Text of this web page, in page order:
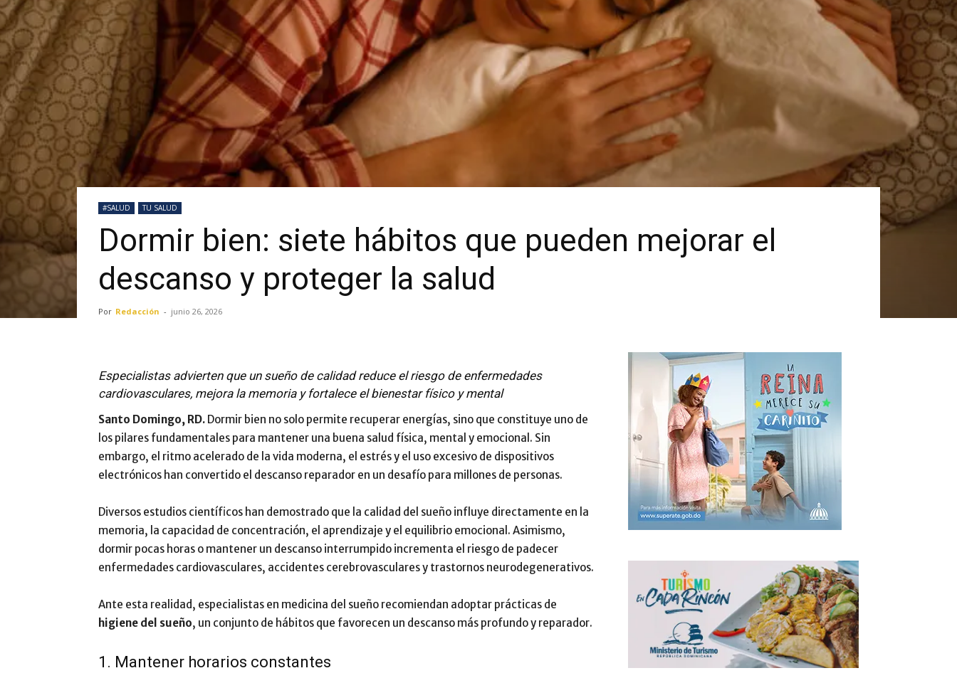
#SALUD TU SALUD
Dormir bien: siete hábitos que pueden mejorar el
descanso y proteger la salud
Por Redacción - junio 26, 2026
Especialistas advierten que un sueño de calidad reduce el riesgo de enfermedades
cardiovasculares, mejora la memoria y fortalece el bienestar físico y mental
Santo Domingo, RD. Dormir bien no solo permite recuperar energías, sino que constituye uno de
los pilares fundamentales para mantener una buena salud física, mental y emocional. Sin
embargo, el ritmo acelerado de la vida moderna, el estrés y el uso excesivo de dispositivos
electrónicos han convertido el descanso reparador en un desafío para millones de personas.
Diversos estudios científicos han demostrado que la calidad del sueño influye directamente en la
memoria, la capacidad de concentración, el aprendizaje y el equilibrio emocional. Asimismo,
dormir pocas horas o mantener un descanso interrumpido incrementa el riesgo de padecer
enfermedades cardiovasculares, accidentes cerebrovasculares y trastornos neurodegenerativos.
Ante esta realidad, especialistas en medicina del sueño recomiendan adoptar prácticas de
higiene del sueño, un conjunto de hábitos que favorecen un descanso más profundo y reparador.
1. Mantener horarios constantes